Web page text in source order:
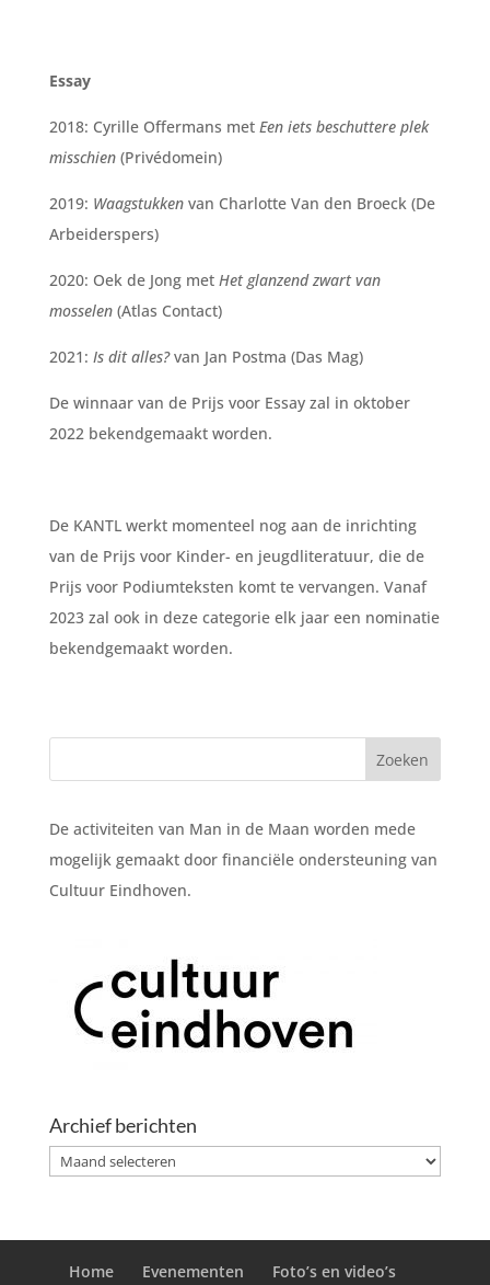
Essay
2018: Cyrille Offermans met Een iets beschuttere plek
misschien(Privédomein)
2019: Waagstukken van Charlotte Van den Broeck (De
Arbeiderspers)
2020: Oek de Jong met Het glanzend zwart van
mosselen(Atlas Contact)
2021: Is dit alles?van Jan Postma (Das Mag)
De winnaar van de Prijs voor Essay zal in oktober
2022 bekendgemaakt worden.
De KANTL werkt momenteel nog aan de inrichting
van de Prijs voor Kinder- en jeugdliteratuur, die de
Prijs voor Podiumteksten komt te vervangen. Vanaf
2023 zal ook in deze categorie elk jaar een nominatie
bekendgemaakt worden.
De activiteiten van Man in de Maan worden mede
mogelijk gemaakt door financiële ondersteuning van
Cultuur Eindhoven.
Archief berichten
Archief
Home Evenementen Foto’s en video’s